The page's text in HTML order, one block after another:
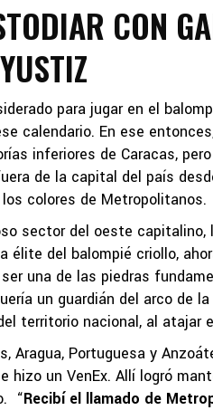
CON
para jugar en el
calendario. En ese
inferiores de Caracas,
de la capital del país
colores de Metropolitanos.
sector del oeste capitalino,
élite del balompié criollo,
una de las piedras
un guardián del arco de
territorio nacional, al atajar
Aragua, Portuguesa y
hizo un VenEx. Allí logró
“Recibí el llamado de